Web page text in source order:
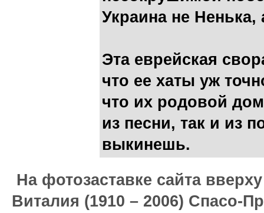
Украина не Ненька,
Эта еврейская
что ее хаты уж
что их родовой
из песни, так и из
выкинешь.
На фотозаставке сайта
Виталия (1910 – 2006) Спасо-